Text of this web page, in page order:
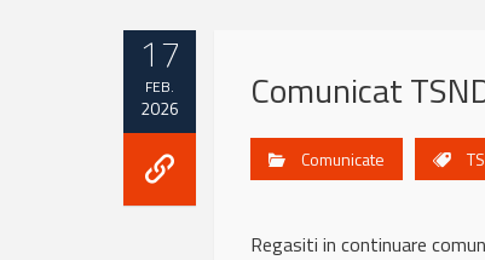
17
FEB.
2026 Comunicat
Comunicate
Regasiti in continuare